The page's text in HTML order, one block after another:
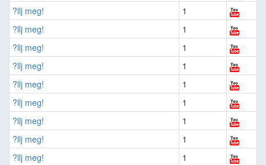
?llj meg!
1
?llj meg!
1
?llj meg!
1
?llj meg!
1
?llj meg!
1
?llj meg!
1
?llj meg!
1
?llj meg!
1
?llj meg!
1